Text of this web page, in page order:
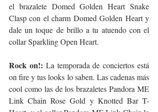
el brazalete Domed Golden Heart Snake
Clasp con el charm Domed Golden Heart y
dale un toque de brillo a tu atuendo con el
collar Sparkling Open Heart.
Rock on!: La temporada de conciertos está
on fire y tus looks lo saben. Las cadenas más
cool como las de los brazaletes Pandora ME
Link Chain Rose Gold y Knotted Bar T-